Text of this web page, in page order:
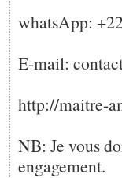
whatsApp:
E-mail:
http://maitre-
NB: Je vous
engagement.